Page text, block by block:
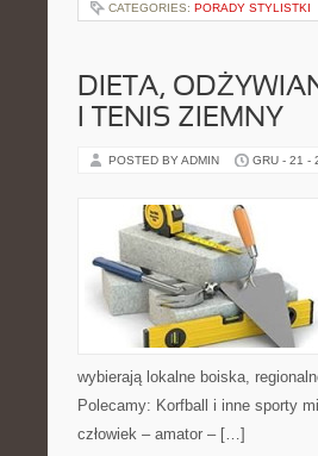
CATEGORIES: PORADY STYLISTKI
DIETA,
I TENIS ZIEMNY
POSTED BY ADMIN GRU - 21 -
wybierają lokalne boiska,
Polecamy: Korfball i inne sporty
człowiek – amator – […]